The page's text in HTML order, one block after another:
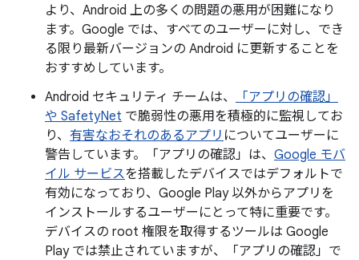
より、Android 上の多くの問題の悪用が困難になり
ます。Google では、すべてのユーザーに対し、でき
る限り最新バージョンの Android に更新することを
おすすめしています。
Android セキュリティ チームは、
「アプリの確認」
や SafetyNet で脆弱性の悪用を積極的に監視してお
り、 有害なおそれのあるアプリ についてユーザーに
警告しています。「アプリの確認」は、 Google モバ
イル サービスを搭載したデバイスではデフォルトで
有効になっており、Google Play 以外からアプリを
インストールするユーザーにとって特に重要です。
デバイスの root 権限を取得するツールは Google
Play では禁止されていますが、「アプリの確認」で